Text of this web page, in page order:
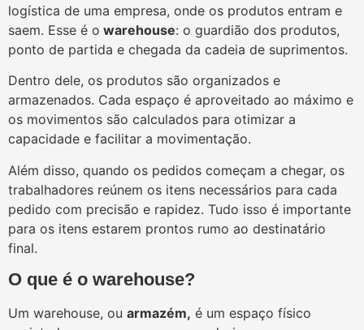
logística de uma empresa, onde os produtos entram e
saem. Esse é o warehouse: o guardião dos produtos,
ponto de partida e chegada da cadeia de suprimentos.
Dentro dele, os produtos são organizados e
armazenados. Cada espaço é aproveitado ao máximo e
os movimentos são calculados para otimizar a
capacidade e facilitar a movimentação.
Além disso, quando os pedidos começam a chegar, os
trabalhadores reúnem os itens necessários para cada
pedido com precisão e rapidez. Tudo isso é importante
para os itens estarem prontos rumo ao destinatário
final.
O que é o warehouse?
Um warehouse, ou armazém, é um espaço físico